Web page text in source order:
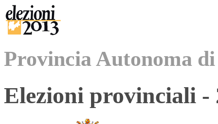
Provincia Autonoma
Elezioni provinciali -